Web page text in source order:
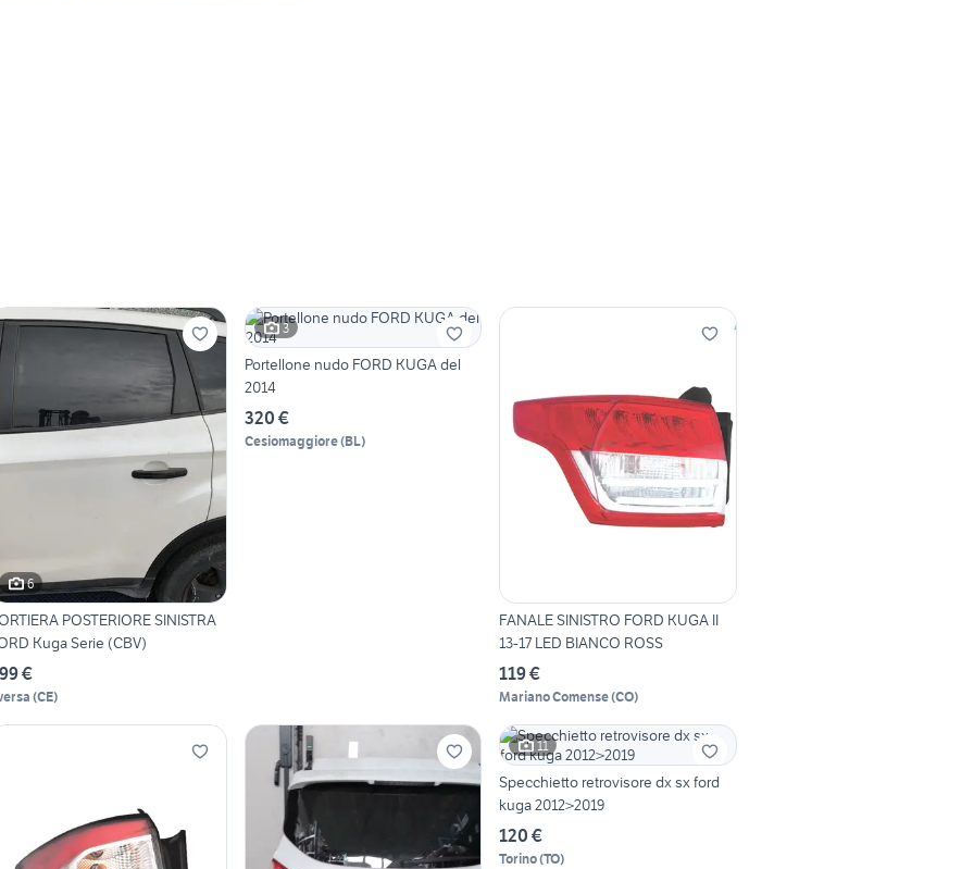
6
POSTERIORE SINISTRA
Kuga Serie (CBV)
€
(CE)
3
Portellone nudo FORD KUGA del
2014
320 €
Cesiomaggiore(BL)
FANALE SINISTRO FORD KUGA II
13-17 LED BIANCO ROSS
119 €
Mariano Comense(CO)
11
Specchietto retrovisore dx sx ford
kuga 2012>2019
120 €
Torino(TO)